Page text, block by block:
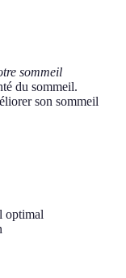
sommeil
du sommeil.
son sommeil
optimal